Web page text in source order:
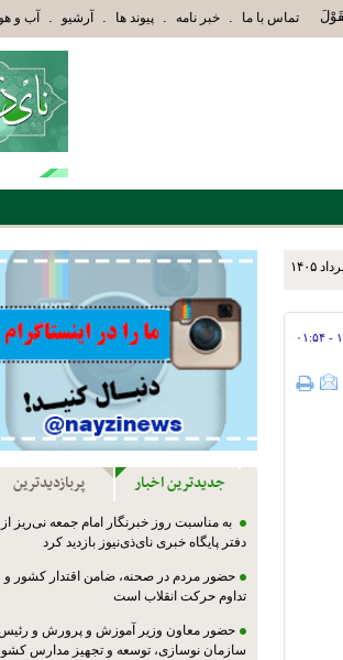
فَيَتَّبِعُونَ أَحْسَنَهُ أُوْلَئِكَ الَّذِينَ هَدَاهُمُ اللَّهُ وَأُوْلَئِكَ هُمْ
تماس با ما . خبر نامه . پیوند ها . آرشیو . آب و هوا
جدیدترین اخبار پربازدیدترین
به مناسبت روز خبرنگار امام جمعه نی‌ریز از
دفتر پایگاه خبری نای‌ذی‌نیوز بازدید کرد
حضور مردم در صحنه، ضامن اقتدار کشور و
تداوم حرکت انقلاب است
حضور معاون وزیر آموزش و پرورش و
سازمان نوسازی، توسعه و تجهیز مدارس